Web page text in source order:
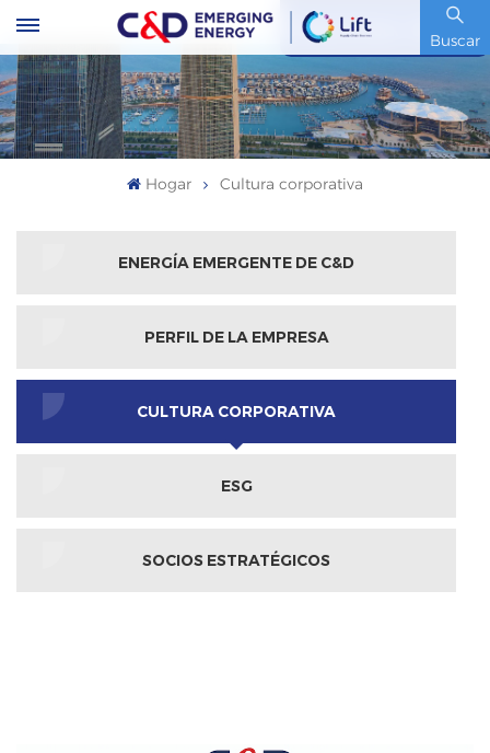
Buscar
Código De Stock : 600153.SH
Hogar Cultura corporativa
ENERGÍA EMERGENTE DE C&D
PERFIL DE LA EMPRESA
CULTURA CORPORATIVA
ESG
SOCIOS ESTRATÉGICOS